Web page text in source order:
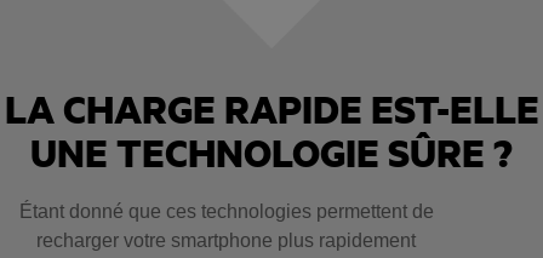
LA CHARGE RAPIDE EST-ELLE
UNE TECHNOLOGIE SÛRE ?
Étant donné que ces technologies permettent de
recharger votre smartphone plus rapidement